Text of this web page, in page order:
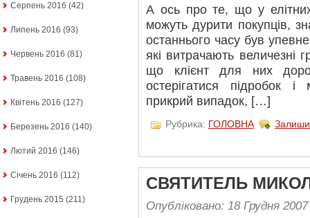
Серпень 2016 (42)
Липень 2016 (93)
Червень 2016 (81)
Травень 2016 (108)
Квітень 2016 (127)
Березень 2016 (140)
Лютий 2016 (146)
Січень 2016 (112)
Грудень 2015 (211)
А ось про те, що у
можуть дурити покупців,
останнього часу був
які витрачають величезні
що клієнт для них
остерігатися підробок
прикрий випадок, […]
Рубрика: ГОЛОВНА
СВЯТИТЕЛЬ
Опубліковано: 18 Грудня 2007